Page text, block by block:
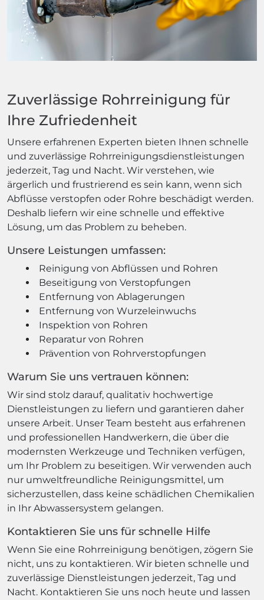
Zuverlässige Rohrreinigung für
Ihre Zufriedenheit
Unsere erfahrenen Experten bieten Ihnen schnelle
und zuverlässige Rohrreinigungsdienstleistungen
jederzeit, Tag und Nacht. Wir verstehen, wie
ärgerlich und frustrierend es sein kann, wenn sich
Abflüsse verstopfen oder Rohre beschädigt werden.
Deshalb liefern wir eine schnelle und effektive
Lösung, um das Problem zu beheben.
Unsere Leistungen umfassen:
Reinigung von Abflüssen und Rohren
Beseitigung von Verstopfungen
Entfernung von Ablagerungen
Entfernung von Wurzeleinwuchs
Inspektion von Rohren
Reparatur von Rohren
Prävention von Rohrverstopfungen
Warum Sie uns vertrauen können:
Wir sind stolz darauf, qualitativ hochwertige
Dienstleistungen zu liefern und garantieren daher
unsere Arbeit. Unser Team besteht aus erfahrenen
und professionellen Handwerkern, die über die
modernsten Werkzeuge und Techniken verfügen,
um Ihr Problem zu beseitigen. Wir verwenden auch
nur umweltfreundliche Reinigungsmittel, um
sicherzustellen, dass keine schädlichen Chemikalien
in Ihr Abwassersystem gelangen.
Kontaktieren Sie uns für schnelle Hilfe
Wenn Sie eine Rohrreinigung benötigen, zögern Sie
nicht, uns zu kontaktieren. Wir bieten schnelle und
zuverlässige Dienstleistungen jederzeit, Tag und
Nacht. Kontaktieren Sie uns noch heute und lassen